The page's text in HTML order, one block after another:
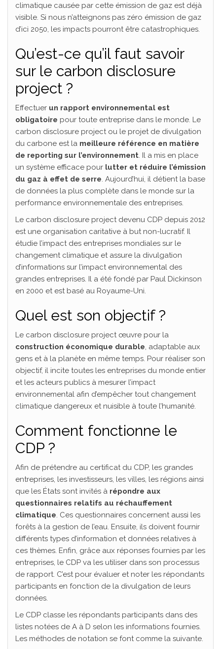
climatique causée par cette émission de gaz est déjà
visible. Si nous n’atteignons pas zéro émission de gaz
d’ici 2050, les impacts pourront être catastrophiques.
Qu’est-ce qu’il faut savoir
sur le carbon disclosure
project ?
Effectuer un rapport environnemental est
obligatoire pour toute entreprise dans le monde. Le
carbon disclosure project ou le projet de divulgation
du carbone est la meilleure référence en matière
de reporting sur l’environnement. Il a mis en place
un système efficace pour lutter et réduire l’émission
du gaz à effet de serre. Aujourd’hui, il détient la base
de données la plus complète dans le monde sur la
performance environnementale des entreprises.
Le carbon disclosure project devenu CDP depuis 2012
est une organisation caritative à but non-lucratif. Il
étudie l’impact des entreprises mondiales sur le
changement climatique et assure la divulgation
d’informations sur l’impact environnemental des
grandes entreprises. Il a été fondé par Paul Dickinson
en 2000 et est basé au Royaume-Uni.
Quel est son objectif ?
Le carbon disclosure project œuvre pour la
construction économique durable, adaptable aux
gens et à la planète en même temps. Pour réaliser son
objectif, il incite toutes les entreprises du monde entier
et les acteurs publics à mesurer l’impact
environnemental afin d’empêcher tout changement
climatique dangereux et nuisible à toute l’humanité.
Comment fonctionne le
CDP ?
Afin de prétendre au certificat du CDP, les grandes
entreprises, les investisseurs, les villes, les régions ainsi
que les États sont invités à répondre aux
questionnaires relatifs au réchauffement
climatique. Ces questionnaires concernent aussi les
forêts à la gestion de l’eau. Ensuite, ils doivent fournir
différents types d’information et données relatives à
ces thèmes. Enfin, grâce aux réponses fournies par les
entreprises, le CDP va les utiliser dans son processus
de rapport. C’est pour évaluer et noter les répondants
participants en fonction de la divulgation de leurs
données.
Le CDP classe les répondants participants dans des
listes notées de A à D selon les informations fournies.
Les méthodes de notation se font comme la suivante.